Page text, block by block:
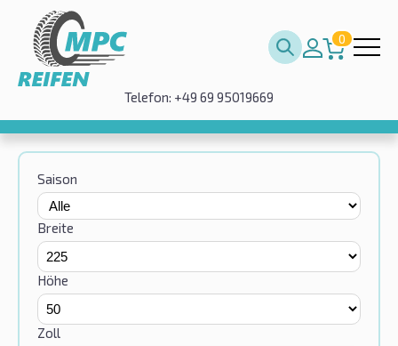
0
Telefon: +49 69 95019669
Saison
Breite
Höhe
Zoll